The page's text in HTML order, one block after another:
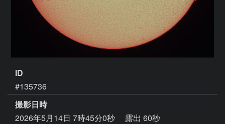
ID
#135736
撮影日時
2026年5月14日 7時45分0秒
露出 60秒